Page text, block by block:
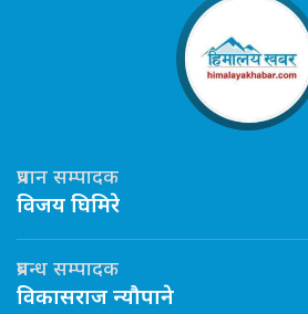
प्रधान सम्पादक
विजय घिमिरे
प्रबन्ध सम्पादक
विकासराज न्यौपाने